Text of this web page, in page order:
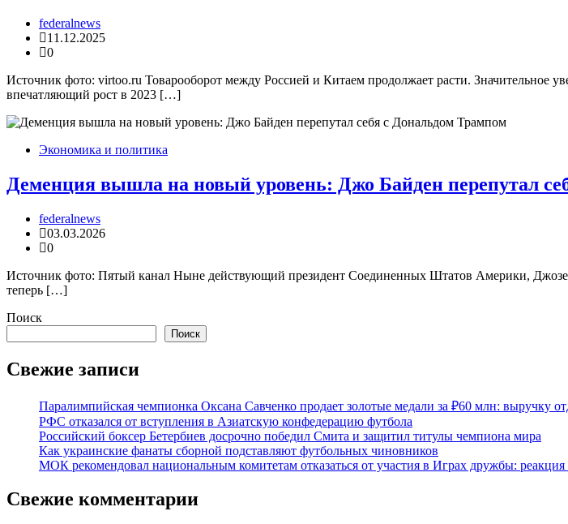
federalnews
11.12.2025
0
Источник фото: virtoo.ru Товарооборот между Россией и Китаем продолжает расти. Значительное
впечатляющий рост в 2023 […]
Экономика и политика
Деменция вышла на новый уровень: Джо Байден перепутал
federalnews
03.03.2026
0
Источник фото: Пятый канал Ныне действующий президент Соединенных Штатов Америки,
теперь […]
Поиск
Поиск
Свежие записи
Паралимпийская чемпионка Оксана Савченко продает золотые медали за ₽60 млн: выручку
РФС отказался от вступления в Азиатскую конфедерацию футбола
Российский боксер Бетербиев досрочно победил Смита и защитил титулы чемпиона мира
Как украинские фанаты сборной подставляют футбольных чиновников
МОК рекомендовал национальным комитетам отказаться от участия в Играх дружбы:
Свежие комментарии